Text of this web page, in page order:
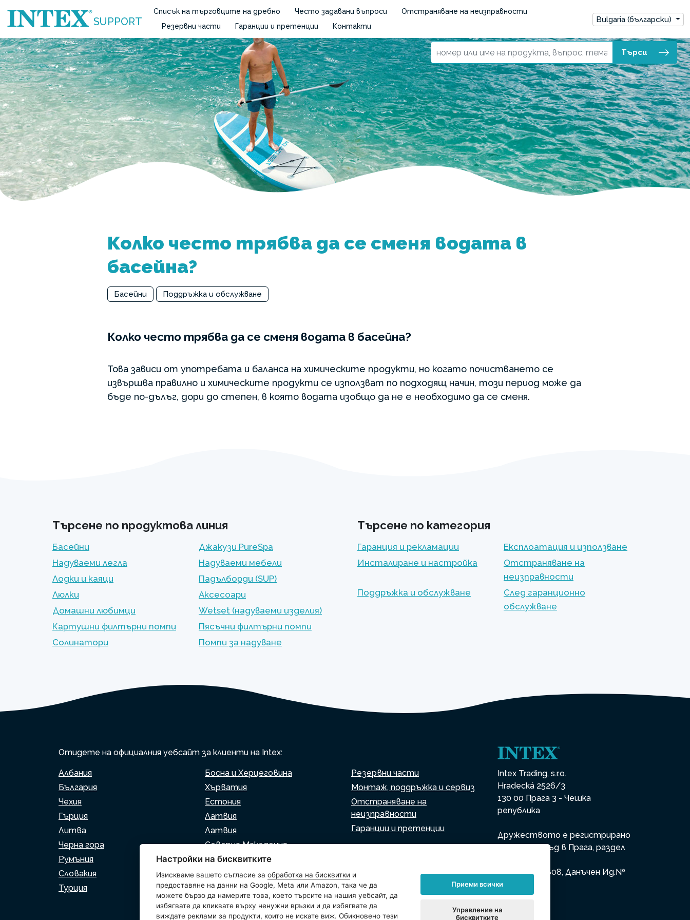
SUPPORT
Списък на търговците на дребно Често задавани въпроси
Отстраняване на неизправности
Резервни части
Гаранции и претенции Контакти
Bulgaria (български)
Търси
Колко често трябва да се сменя водата в
басейна?
Басейни Поддръжка и обслужване
Колко често трябва да се сменя водата в басейна?
Това зависи от употребата и баланса на химическите продукти, но когато почистването се
извършва правилно и химическите продукти се използват по подходящ начин, този период може да
бъде по-дълъг, дори до степен, в която водата изобщо да не е необходимо да се сменя.
Търсене по продуктова линия
Басейни
Джакузи PureSpa
Надуваеми легла
Надуваеми мебели
Лодки и каяци
Падълборди (SUP)
Люлки
Аксесоари
Домашни любимци
Wetset (надуваеми изделия)
Картушни филтърни помпи
Пясъчни филтърни помпи
Солинатори
Помпи за надуване
Търсене по категория
Гаранция и рекламации
Експлоатация и използване
Инсталиране и настройка
Отстраняване на
неизправности
Поддръжка и обслужване
След гаранционно
обслужване
Отидете на официалния уебсайт за клиенти на Intex:
Албания
Босна и Херцеговина
България
Хърватия
Чехия
Естония
Гърция
Латвия
Литва
Латвия
Черна гора
Северна Македония
Румъния
Сърбия
Словакия
Словения
Турция
Резервни части
Монтаж, поддръжка и сервиз
Отстраняване на
неизправности
Гаранции и претенции
Виртуален асистент
Пишете ни
Intex Trading, s.r.o.
Hradecká 2526/3
130 00 Прага 3 - Чешка
република
Дружеството е регистрирано
в Градския съд в Прага, раздел
Ид.№ 26150808, Данъчен Ид.№
CZ26150808
Настройки на бисквитките
Изискваме вашето съгласие за обработка на бисквитки и
предоставяне на данни на Google, Meta или Amazon, така че да
можете бързо да намерите това, което търсите на нашия уебсайт, да
избягвате да кликвате върху ненужни връзки и да избягвате да
виждате реклами за продукти, които не искате виж. Обикновено тези
Приеми всички
Управление на
бисквитките